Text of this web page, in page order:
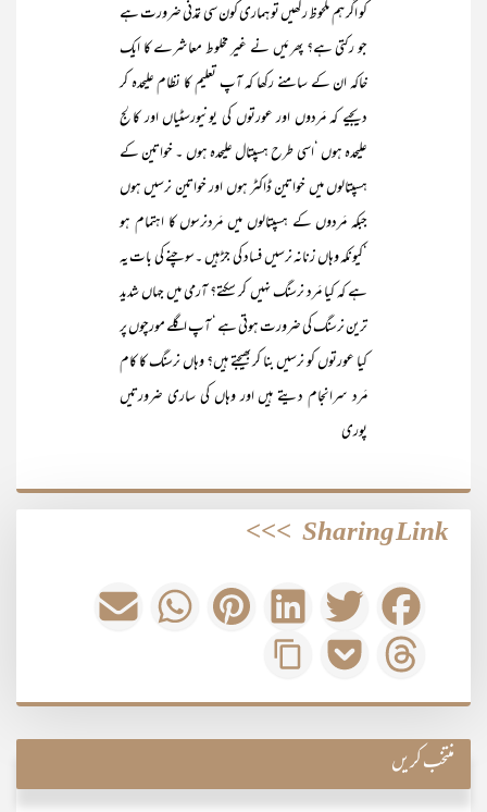
کو اگر ہم ملحوظ رکھیں تو ہماری کون سی تمدنی ضرورت ہے
جو رکتی ہے؟ پھر مَیں نے غیر مخلوط معاشرے کا ایک
خاکہ ان کے سامنے رکھا کہ آپ تعلیم کا نظام علیحدہ کر
دیجیے کہ مَردوں اور عورتوں کی یونیورسٹیاں اور کالج
علیحدہ ہوں ‘اسی طرح ہسپتال علیحدہ ہوں ۔ خواتین کے
ہسپتالوں میں خواتین ڈاکٹر ہوں اور خواتین نرسیں ہوں
جبکہ مَردوں کے ہسپتالوں میں مَردنرسوں کا اہتمام ہو
‘کیونکہ وہاں زنانہ نرسیں فساد کی جڑ ہیں ۔سوچنے کی بات یہ
ہے کہ کیا مَرد نرسنگ نہیں کر سکتے؟ آرمی میں جہاں شدید
ترین نرسنگ کی ضرورت ہوتی ہے ‘ آپ اگلے مورچوں پر
کیا عورتوں کو نرسیں بنا کر بھیجتے ہیں؟ وہاں نرسنگ کا کام
مَرد سرانجام دیتے ہیں اور وہاں کی ساری ضرورتیں
پوری
Sharing Link
>>>
منتخب کریں